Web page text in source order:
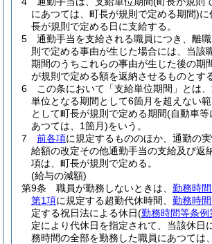
にあつては、町長が規則で定める期間)に
長が規則で定める日に支給する。
5
通勤手当を支給される職員につき、離
則で定める事由が生じた場合には、当該
期間のうちこれらの事由が生じた後の期
が規則で定める額を返納させるものとする
6
この条において「支給単位期間」とは
単位となる期間として6箇月を超えない
として町長が規則で定める期間(自動車等
あつては、1箇月)をいう。
7
前各項に規定するもののほか、通勤の
給額の改定その他通勤手当の支給及び返
項は、町長が規則で定める。
(給与の減額)
第9条
職員が勤務しないときは、 勤務時
第1項に規定する超勤代休時間、 勤務時
定する祝日法による休日(勤務時間等条
定により代休日を指定されて、当該休日
務時間の全部を勤務した職員にあつては